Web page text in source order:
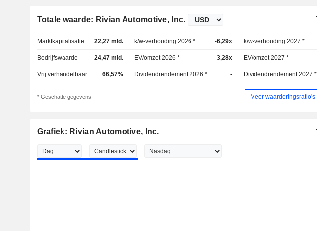
Totale waarde: Rivian Automotive, Inc.
Marktkapitalisatie 22,27 mld. k/w-verhouding 2026 * -6,29x k/w-verhouding 2027 *
Bedrijfswaarde 24,47 mld. EV/omzet 2026 * 3,28x EV/omzet 2027 *
Vrij verhandelbaar 66,57% Dividendrendement 2026 * - Dividendrendement 2027 *
* Geschatte gegevens Meer waarderingsratio's
Grafiek: Rivian Automotive, Inc.